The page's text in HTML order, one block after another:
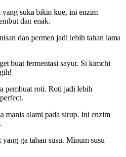
suka bikin kue, ini enzim
dan enak.
dan permen jadi lebih tahan lama
buat fermentasi sayur. Si kimchi
pembuat roti. Roti jadi lebih
manis alami pada sirup. Ini enzim
ga tahan susu. Minum susu